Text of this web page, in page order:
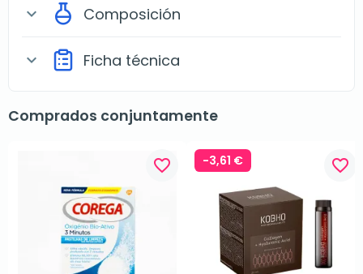
expand_more Composición
expand_more Ficha técnica
Comprados conjuntamente
favorite_border -3,61 € favorite_border